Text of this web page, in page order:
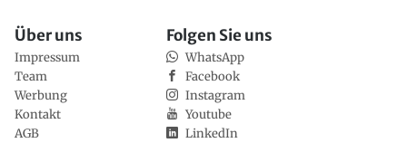
Über uns
Impressum
Team
Werbung
Kontakt
AGB
Folgen Sie uns
WhatsApp
Facebook
Instagram
Youtube
LinkedIn